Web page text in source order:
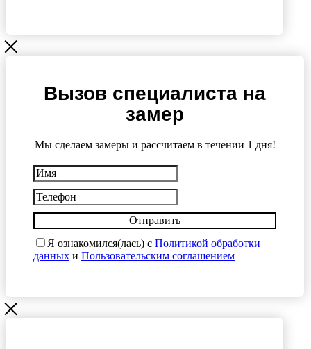
Вызов специалиста на
замер
Мы сделаем замеры и рассчитаем в течении 1 дня!
Отправить
Я ознакомился(лась) с Политикой обработки
данных и Пользовательским соглашением